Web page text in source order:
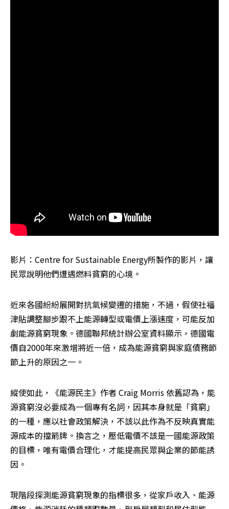
影片：Centre for Sustainable Energy所製作的影片，讓
民眾說明他們遭遇燃料貧窮的心境。
近來各國紛紛展開對抗氣候變遷的措施，不過，假使社福
津貼調整腳步跟不上能源轉型或電價上漲速度，可能反加
劇能源貧窮現象。德國聯邦統計辦公室資料顯示，德國電
價自2000年來激增將近一倍，成為能源貧窮與家庭債務節
節上升的原因之一。
縱使如此，《能源民主》作者 Craig Morris 依舊認為，能
源貧窮沒必要成為一個專有名詞，因其本身就是「貧窮」
的一種，應以社會政策解決，不該以此作為不反映真實能
源成本的擋箭牌。換言之，壓低電價不該是一國能源政策
的目標，唯有電價合理化，才能提高民眾與企業的節能誘
因。
現階段探測能源貧窮現象的指標很多，從家戶收入、能源